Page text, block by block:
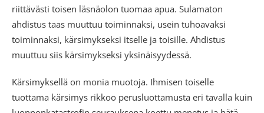
riittävästi toisen läsnäolon tuomaa apua. Sulamaton
ahdistus taas muuttuu toiminnaksi, usein tuhoavaksi
toiminnaksi, kärsimykseksi itselle ja toisille. Ahdistus
muuttuu siis kärsimykseksi yksinäisyydessä.
Kärsimyksellä on monia muotoja. Ihmisen toiselle
tuottama kärsimys rikkoo perusluottamusta eri tavalla kuin